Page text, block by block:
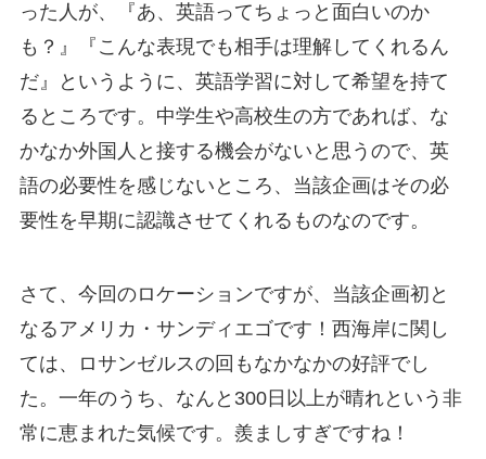
った人が、『あ、英語ってちょっと面白いのか
も？』『こんな表現でも相手は理解してくれるん
だ』というように、英語学習に対して希望を持て
るところです。 中学生や高校生の方であれば、な
かなか外国人と接する機会がないと思うので、英
語の必要性を感じないところ、当該企画はその必
要性を早期に認識させてくれるものなのです。
さて、今回のロケーションですが、当該企画初と
なるアメリカ・サンディエゴです！西海岸に関し
ては、ロサンゼルスの回もなかなかの好評でし
た。一年のうち、なんと300日以上が晴れという非
常に恵まれた気候です。羨ましすぎですね！